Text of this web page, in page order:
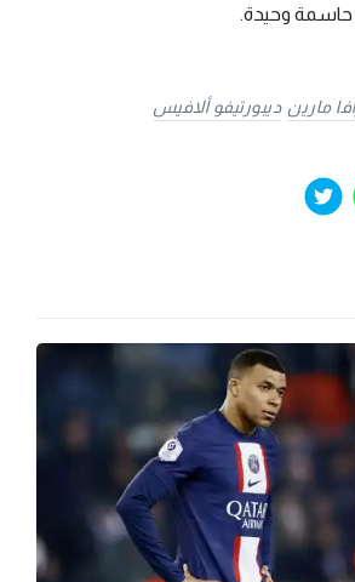
حاسمة وحيدة.
مارين ديبورتيفو ألافيس